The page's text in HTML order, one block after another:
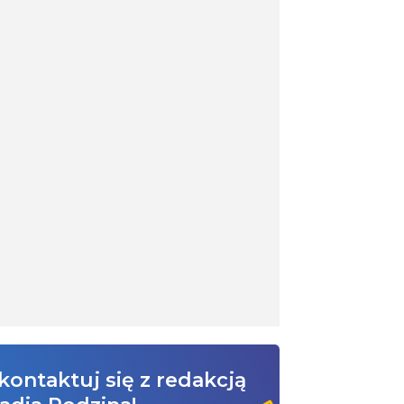
się z redakcją